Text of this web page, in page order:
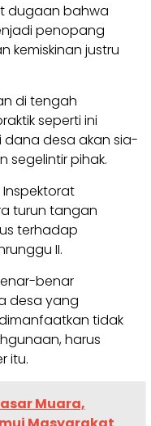
dugaan bahwa
penopang
kemiskinan justru
di tengah
seperti ini
dana desa akan sia-
segelintir pihak.
turun tangan
terhadap
II.
benar
desa yang
tidak
harus
itu.
Muara,